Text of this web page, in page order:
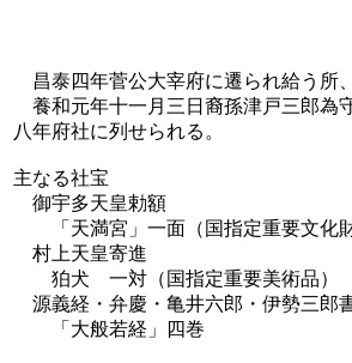
昌泰四年菅公大宰府に遷られ給う所
養和元年十一月三日裔孫津戸三郎為
八年府社に列せられる。
主なる社宝
御宇多天皇勅額
「天満宮」一面（国指定重要文化財
村上天皇寄進
狛犬 一対（国指定重要美術品）
源義経・弁慶・亀井六郎・伊勢三郎
「大般若経」四巻